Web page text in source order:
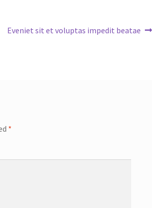
Next
Eveniet sit et voluptas impedit beatae
*